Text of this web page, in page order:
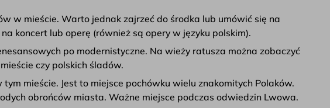
w mieście. Warto jednak zajrzeć do środka lub umówić się na
koncert lub operę (również są opery w języku polskim).
po modernistyczne. Na wieży ratusza można zobaczyć
czy polskich śladów.
mieście. Jest to miejsce pochówku wielu znakomitych Polaków.
obrońców miasta. Ważne miejsce podczas odwiedzin Lwowa.